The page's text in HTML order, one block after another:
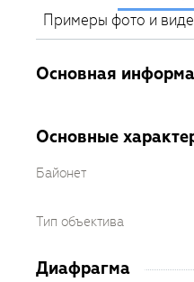
Примеры фото и
Основная
Основные
Байонет
Тип объектива
Диафрагма